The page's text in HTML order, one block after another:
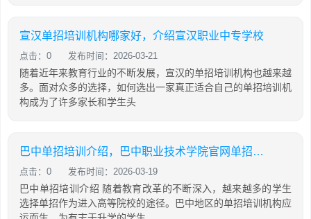
宣汉单招培训机构哪家好，介绍宣汉职业中专学校
点击：0 发布时间：2026-03-21
随着近年来教育行业的不断发展，宣汉的单招培训机构也越来越
多。面对众多的选择，如何选出一家真正适合自己的单招培训机
构成为了许多家长和学生头
巴中单招培训介绍，巴中职业技术学院官网单招成绩查询
点击：0 发布时间：2026-03-19
巴中单招培训介绍 随着教育改革的不断深入，越来越多的学生
选择单招作为进入高等院校的途径。巴中地区的单招培训机构应